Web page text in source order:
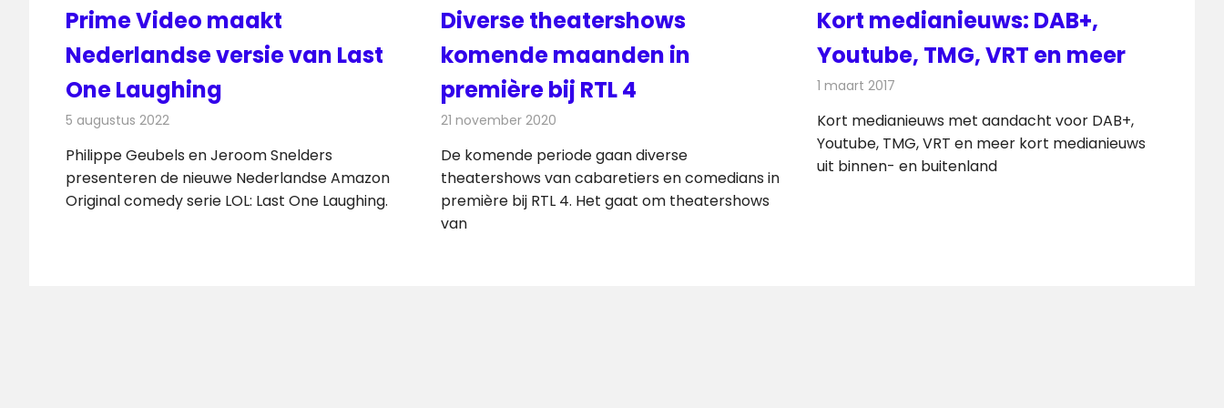
Prime Video maakt
Nederlandse versie van Last
One Laughing
5 augustus 2022
Philippe Geubels en Jeroom Snelders
presenteren de nieuwe Nederlandse Amazon
Original comedy serie LOL: Last One Laughing.
Diverse theatershows
komende maanden in
première bij RTL 4
21 november 2020
De komende periode gaan diverse
theatershows van cabaretiers en comedians in
première bij RTL 4. Het gaat om theatershows
van
Kort medianieuws: DAB+,
Youtube, TMG, VRT en meer
1 maart 2017
Kort medianieuws met aandacht voor DAB+,
Youtube, TMG, VRT en meer kort medianieuws
uit binnen- en buitenland